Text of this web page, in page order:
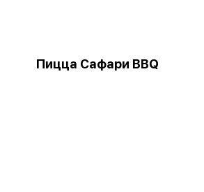
Пицца Сафари BBQ